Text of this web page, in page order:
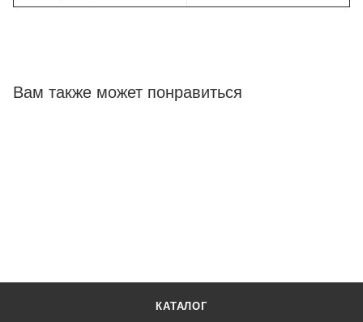
Вам также может понравиться
КАТАЛОГ